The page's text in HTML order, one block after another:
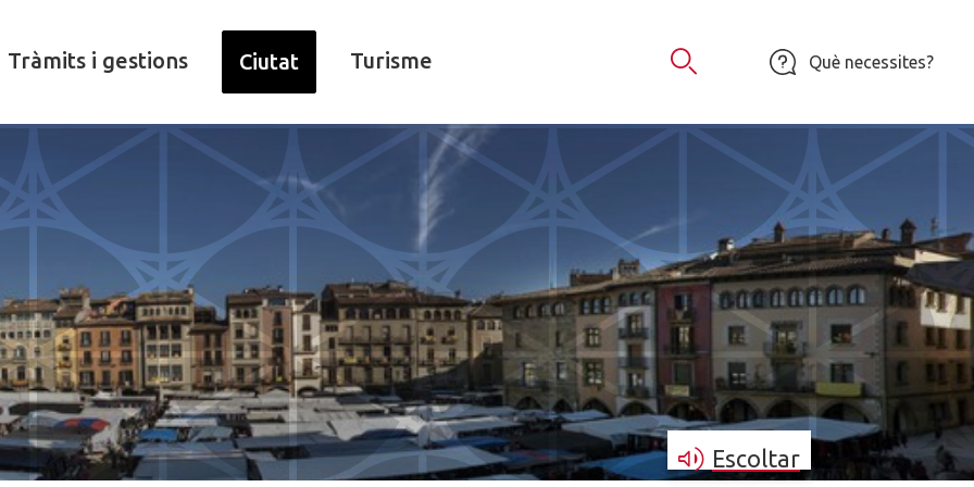
Obrir Cercador
Què necessites?
Tràmits i gestions Ciutat Turisme
Escoltar